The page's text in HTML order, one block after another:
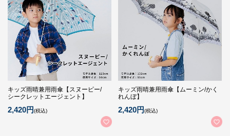
キッズ雨晴兼用雨傘【スヌーピー/
シークレットエージェント】
2,420円(税込)
キッズ雨晴兼用雨傘【ムーミン/かく
れんぼ】
2,420円(税込)